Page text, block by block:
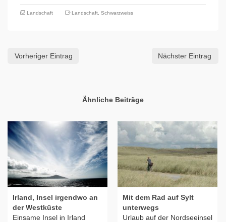
Landschaft Landschaft Schwarzweiss
Vorheriger Eintrag Nächster Eintrag
Ähnliche Beiträge
Irland, Insel irgendwo an
der Westküste
Einsame Insel in Irland
Mit dem Rad auf Sylt
unterwegs
Urlaub auf der Nordseeinsel